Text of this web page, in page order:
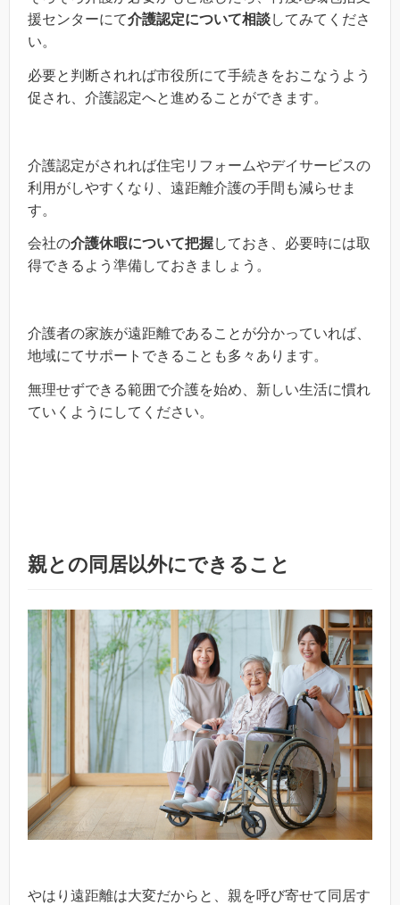
援センターにて介護認定について相談してみてくださ
い。
必要と判断されれば市役所にて手続きをおこなうよう
促され、介護認定へと進めることができます。
介護認定がされれば住宅リフォームやデイサービスの
利用がしやすくなり、遠距離介護の手間も減らせま
す。
会社の介護休暇について把握しておき、必要時には取
得できるよう準備しておきましょう。
介護者の家族が遠距離であることが分かっていれば、
地域にてサポートできることも多々あります。
無理せずできる範囲で介護を始め、新しい生活に慣れ
ていくようにしてください。
親との同居以外にできること
やはり遠距離は大変だからと、親を呼び寄せて同居す